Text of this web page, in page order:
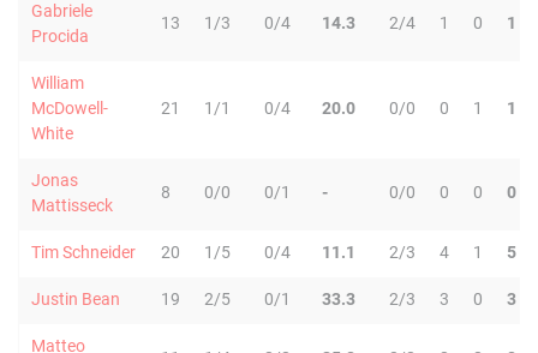
Gabriele
Procida
13 1/3 0/4 14.3 2/4 1 0 1
William
McDowell-
White
21 1/1 0/4 20.0 0/0 0 1 1
Jonas
Mattisseck
8 0/0 0/1 - 0/0 0 0 0
Tim Schneider 20 1/5 0/4 11.1 2/3 4 1 5
Justin Bean 19 2/5 0/1 33.3 2/3 3 0 3
Matteo